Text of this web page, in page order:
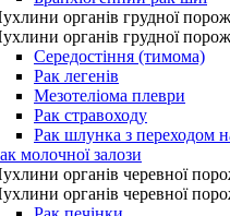
органів грудної
органів грудної
Середостіння (тимома)
Рак легенів
Мезотеліома плеври
Рак стравоходу
Рак шлунка з переходом
молочної залози
органів черевної
органів черевної